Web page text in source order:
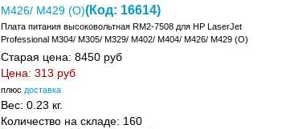
M426/ M429 (О)(Код: 16614)
Плата питания высоковольтная RM2-7508 для HP LaserJet
Professional M304/ M305/ M329/ M402/ M404/ M426/ M429 (О)
Старая цена: 8450 руб
Цена: 313 руб
плюс доставка
Вес: 0.23 кг.
Количество на складе: 160